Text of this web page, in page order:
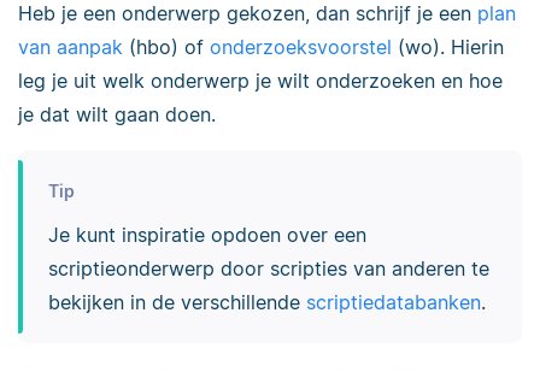
Heb je een onderwerp gekozen, dan schrijf je een plan
van aanpak (hbo) of onderzoeksvoorstel (wo). Hierin
leg je uit welk onderwerp je wilt onderzoeken en hoe
je dat wilt gaan doen.
Tip
Je kunt inspiratie opdoen over een
scriptieonderwerp door scripties van anderen te
bekijken in de verschillende scriptiedatabanken.